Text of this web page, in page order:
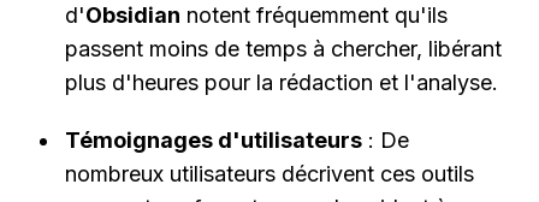
d'Obsidian notent fréquemment qu'ils
passent moins de temps à chercher, libérant
plus d'heures pour la rédaction et l'analyse.
Témoignages d'utilisateurs : De
nombreux utilisateurs décrivent ces outils